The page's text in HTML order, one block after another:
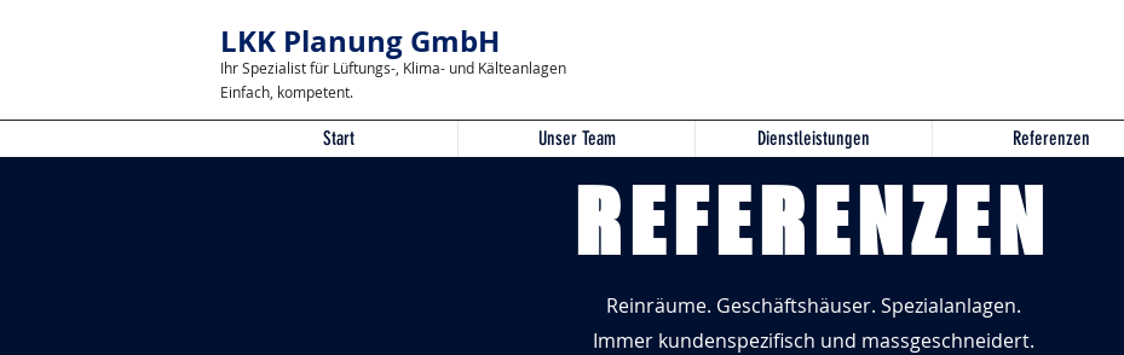
LKK Planung GmbH
Ihr Spezialist für Lüftungs-, Klima- und Kälteanlagen
Einfach, kompetent.
Start Unser Team Dienstleistungen Referenzen
REFERENZEN
Reinräume. Geschäftshäuser. Spezialanlagen.
Immer kundenspezifisch und massgeschneidert.